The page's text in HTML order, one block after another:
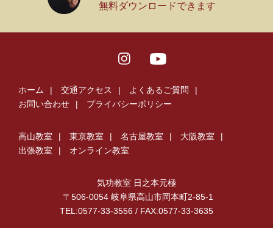
無料ダウンロードできます
ホーム 交通アクセス
よくあるご質問
お問い合わせ
プライバシーポリシー
高山教室 東京教室 名古屋教室
大阪教室
出張教室
オンライン教室
気功教室 日之本元極
〒506-0054 岐阜県高山市岡本町2-85-1
TEL:0577-33-3556 / FAX:0577-33-3635